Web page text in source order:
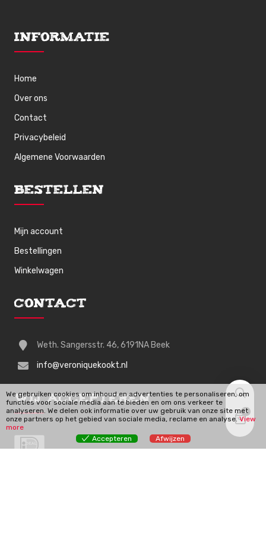
0
Informatie
Home
Over ons
Contact
Privacybeleid
Algemene Voorwaarden
Bestellen
Mijn account
Bestellingen
Winkelwagen
Contact
Weth. Sangersstr. 46, 6191NA Beek
info@veroniquekookt.nl
Wij Accepteren
We gebruiken cookies om inhoud en advertenties te personaliseren, om
functies voor sociale media aan te bieden en om ons verkeer te
analyseren. We delen ook informatie over uw gebruik van onze site met
onze partners op het gebied van sociale media, reclame en analyse.View
more
Accepteren
Afwijzen